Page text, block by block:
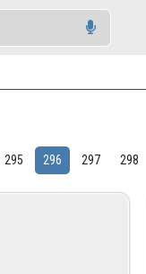
295 296 297 298